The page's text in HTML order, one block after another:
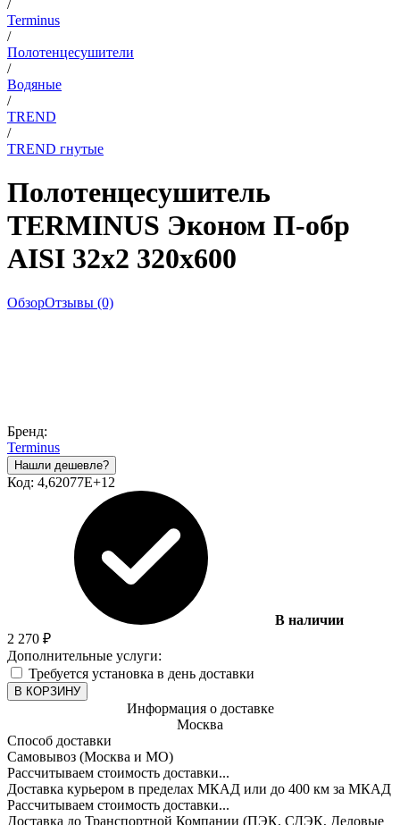
/
Terminus
/
Полотенцесушители
/
Водяные
/
TREND
/
TREND гнутые
Полотенцесушитель
TERMINUS Эконом П-обр
AISI 32х2 320х600
ОбзорОтзывы (0)
Бренд:
Terminus
Код: 4,62077E+12
В наличии
2 270 ₽
Дополнительные услуги:
Требуется установка в день доставки
В КОРЗИНУ
Информация о доставке
Москва
Способ доставки
Самовывоз (Москва и МО)
Рассчитываем стоимость доставки...
Доставка курьером в пределах МКАД или до 400 км за МКАД
Рассчитываем стоимость доставки...
Доставка до Транспортной Компании (ПЭК, СДЭК, Деловые